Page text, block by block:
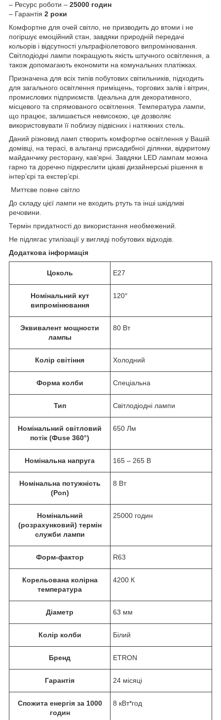
– Ресурс роботи – 25000 годин
– Гарантія 2 роки
Комфортне для очей світло, не призводить до втоми і не
погіршує емоційний стан, завдяки природній передачі
кольорів і відсутності ультрафіолетового випромінювання.
Світлодіодні лампи покращують якість штучного освітлення, а
також допомагають економити на комунальних платіжках.
Призначена для всіх типів побутових світильників, підходить
для загального освітлення приміщень, торгових залів і вітрин,
промислових підприємств. Ідеальна для декоративного,
місцевого та спрямованого освітлення. Температура лампи,
що працює, залишається невисокою, це дозволяє
використовувати її поблизу підвісних і натяжних стель.
Даний різновид ламп створить комфортне освітлення у Вашій
домівці, на терасі, в альтанці присадибної ділянки, відкритому
майданчику ресторану, кав’ярні. Завдяки LED лампам можна
гарно та доречно підкреслити цікаві дизайнерські рішення в
інтер’єрі та екстер’єрі.
Миттєве повне світло
До складу цієї лампи не входить ртуть та інші шкідливі
речовини.
Термін придатності до використання необмежений.
Не підлягає утилізації у вигляді побутових відходів.
Додаткова інформація
Цоколь E27
Номінальний кут
випромінювання
120°
Эквивалент мощности
лампы
80 Вт
Колір світіння Холодний
Форма колби Спеціальна
Тип Світлодіодні лампи
Номінальний світловий
потік (Фuse 360°)
650 Лм
Номінальна напруга 165 – 265 В
Номінальна потужність
(Pon)
8 Вт
Номінальний
(розрахунковий) термін
служби лампи
25000 годин
Форм-фактор R63
Корельована колірна
температура
4200 К
Діаметр 63 мм
Колір колби Білий
Бренд ETRON
Гарантія 24 місяці
Спожита енергія за 1000
годин
8 кВт*год